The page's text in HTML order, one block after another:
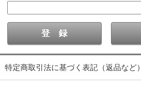
特定商取引法に基づく表記（返品など）